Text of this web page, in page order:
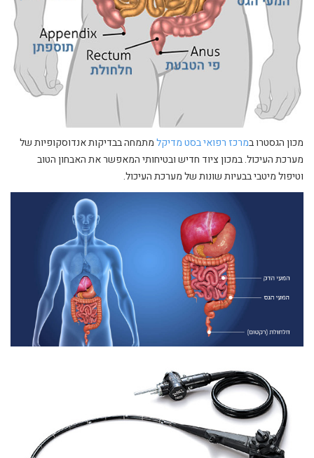
מכון הגסטרו במרכז רפואי בסט מדיקלמתמחה בבדיקות אנדוסקופיות של
מערכת העיכול. במכון ציוד חדיש ובטיחותי המאפשר את האבחון הטוב
וטיפול מיטבי בבעיות שונות של מערכת העיכול.